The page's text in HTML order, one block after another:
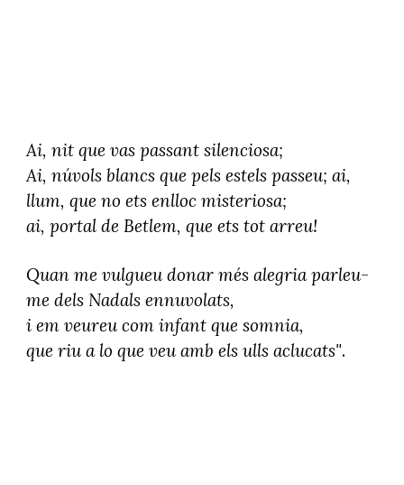
Ai, nit que vas passant silenciosa;
Ai, núvols blancs que pels estels passeu; ai,
llum, que no ets enlloc misteriosa;
ai, portal de Betlem, que ets tot arreu!
Quan me vulgueu donar més alegria parleu-
me dels Nadals ennuvolats,
i em veureu com infant que somnia,
que riu a lo que veu amb els ulls aclucats".